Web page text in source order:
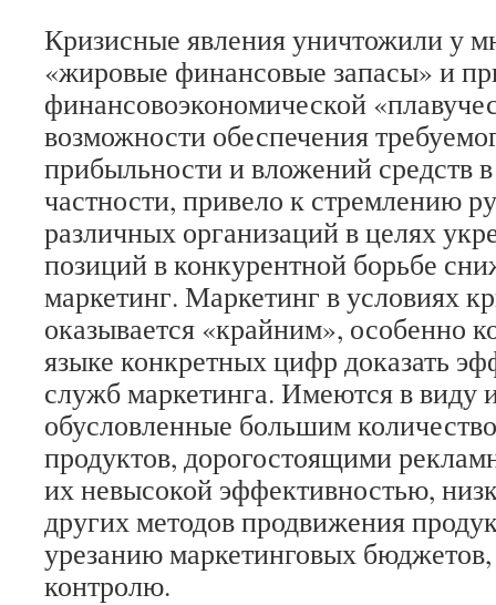
Кризисные явления уничтожили у
«жировые финансовые запасы» и
финансово­экономической
возможности обеспечения
прибыльности и вложений средств
частности, привело к стремлению
различных организаций в целях
позиций в конкурентной борьбе
маркетинг. Маркетинг в условиях
оказывается «крайним», особенно
языке конкретных цифр доказать
служб маркетинга. Имеются в виду
обусловленные большим
продуктов, дорогостоящими
их невысокой эффективностью,
других методов продвижения
урезанию маркетинговых
контролю.